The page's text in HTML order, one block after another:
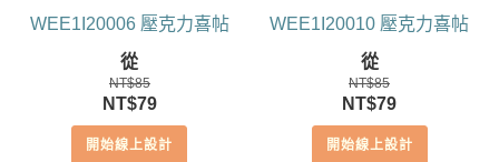
WEE1I20006 壓克力喜帖
從
NT$85
原
始
價
NT$79目
前
價
開始線上設計
WEE1I20010 壓克力喜帖
從
NT$85
原
始
價
NT$79目
前
價
開始線上設計